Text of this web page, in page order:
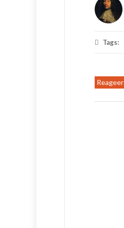
Tags:
Reageer